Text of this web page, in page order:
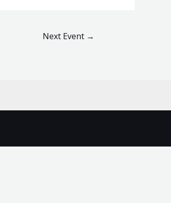
Next Event →